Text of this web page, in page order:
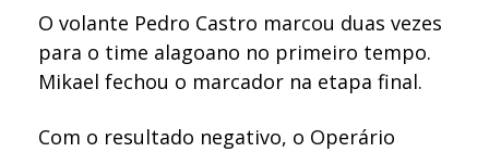
O volante Pedro Castro marcou duas vezes
para o time alagoano no primeiro tempo.
Mikael fechou o marcador na etapa final.
Com o resultado negativo, o Operário